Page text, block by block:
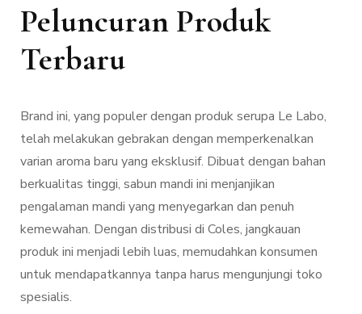
Peluncuran Produk
Terbaru
Brand ini, yang populer dengan produk serupa Le Labo,
telah melakukan gebrakan dengan memperkenalkan
varian aroma baru yang eksklusif. Dibuat dengan bahan
berkualitas tinggi, sabun mandi ini menjanjikan
pengalaman mandi yang menyegarkan dan penuh
kemewahan. Dengan distribusi di Coles, jangkauan
produk ini menjadi lebih luas, memudahkan konsumen
untuk mendapatkannya tanpa harus mengunjungi toko
spesialis.